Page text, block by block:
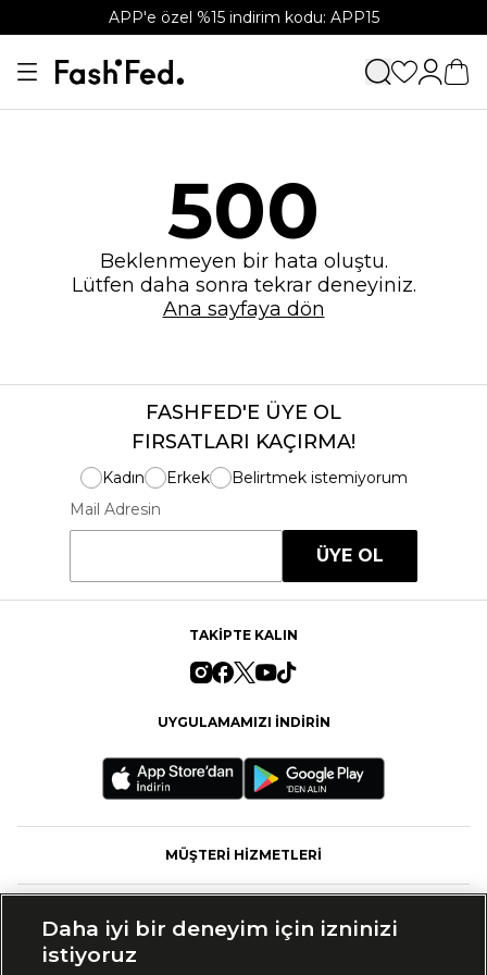
APP'e özel %15 indirim kodu: APP15
500
Beklenmeyen bir hata oluştu.
Lütfen daha sonra tekrar deneyiniz.
Ana sayfaya dön
FASHFED'E ÜYE OL
FIRSATLARI KAÇIRMA!
Kadın Erkek
Belirtmek istemiyorum
Mail Adresin
ÜYE OL
TAKİPTE KALIN
UYGULAMAMIZI İNDİRİN
MÜŞTERİ HİZMETLERİ
Daha iyi bir deneyim için izninizi
istiyoruz